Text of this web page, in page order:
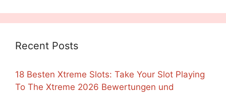
Recent Posts
18 Besten Xtreme Slots: Take Your Slot Playing
To The Xtreme 2026 Bewertungen und